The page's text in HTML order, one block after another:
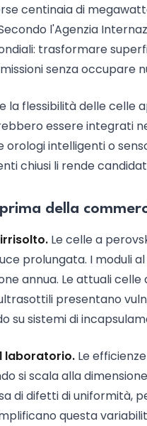
centinaia di
l'Agenzia
trasformare
senza occupare
la flessibilità delle
essere integrati
orologi intelligenti o
chiusi li rende
della
Le celle a
prolungata. I moduli
annua. Le attuali
presentano
su sistemi di
laboratorio. Le
si scala alla
di difetti di uniformità,
questa